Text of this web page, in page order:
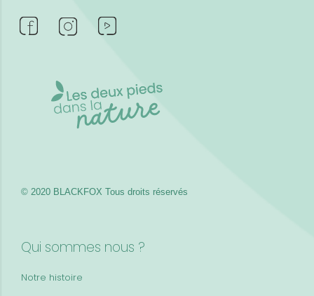
Qui sommes nous ?
Notre histoire
© 2020 BLACKFOX Tous droits réservés